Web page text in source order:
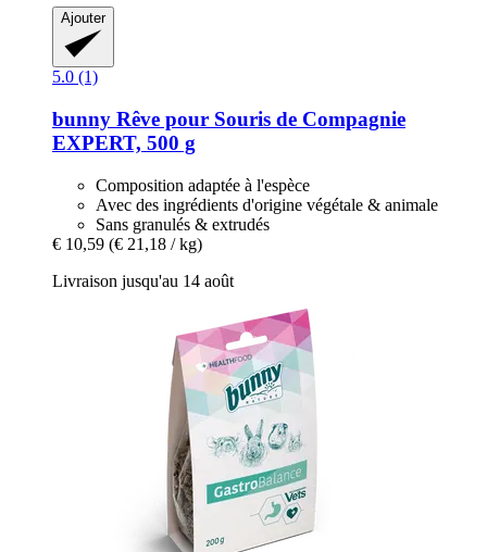
Ajouter
5.0 (1)
bunny Rêve pour Souris de Compagnie
EXPERT, 500 g
Composition adaptée à l'espèce
Avec des ingrédients d'origine végétale & animale
Sans granulés & extrudés
€ 10,59 (€ 21,18 / kg)
Livraison jusqu'au 14 août